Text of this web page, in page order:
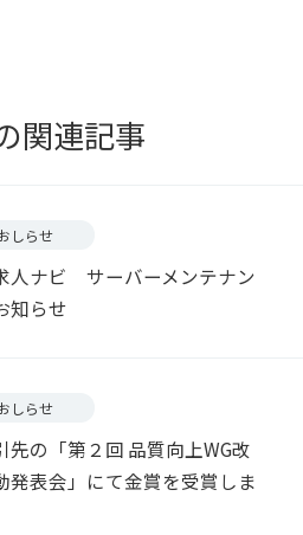
関連記事
しらせ
人ナビ サーバーメンテナン
知らせ
しらせ
先の「第２回 品質向上WG改
発表会」にて金賞を受賞しま